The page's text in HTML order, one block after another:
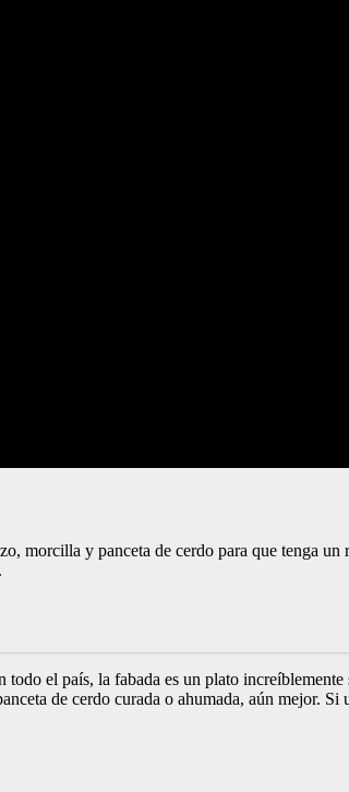
morcilla y panceta de cerdo para que tenga
el país, la fabada es un plato
de cerdo curada o ahumada, aún mejor. Si